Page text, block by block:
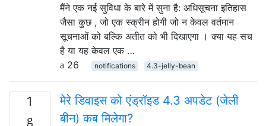
मैंने एक नई सुविधा के बारे में सुना है: अधिसूचना इतिहास
जैसा कुछ , जो एक स्क्रीन होगी जो न केवल वर्तमान
सूचनाओं को बल्कि अतीत को भी दिखाएगा । क्या यह सच
है या यह केवल एक …
26
notifications 4.3-jelly-bean
1
मेरे डिवाइस को एंड्रॉइड 4.3 अपडेट (जेली
बीन) कब मिलेगा?